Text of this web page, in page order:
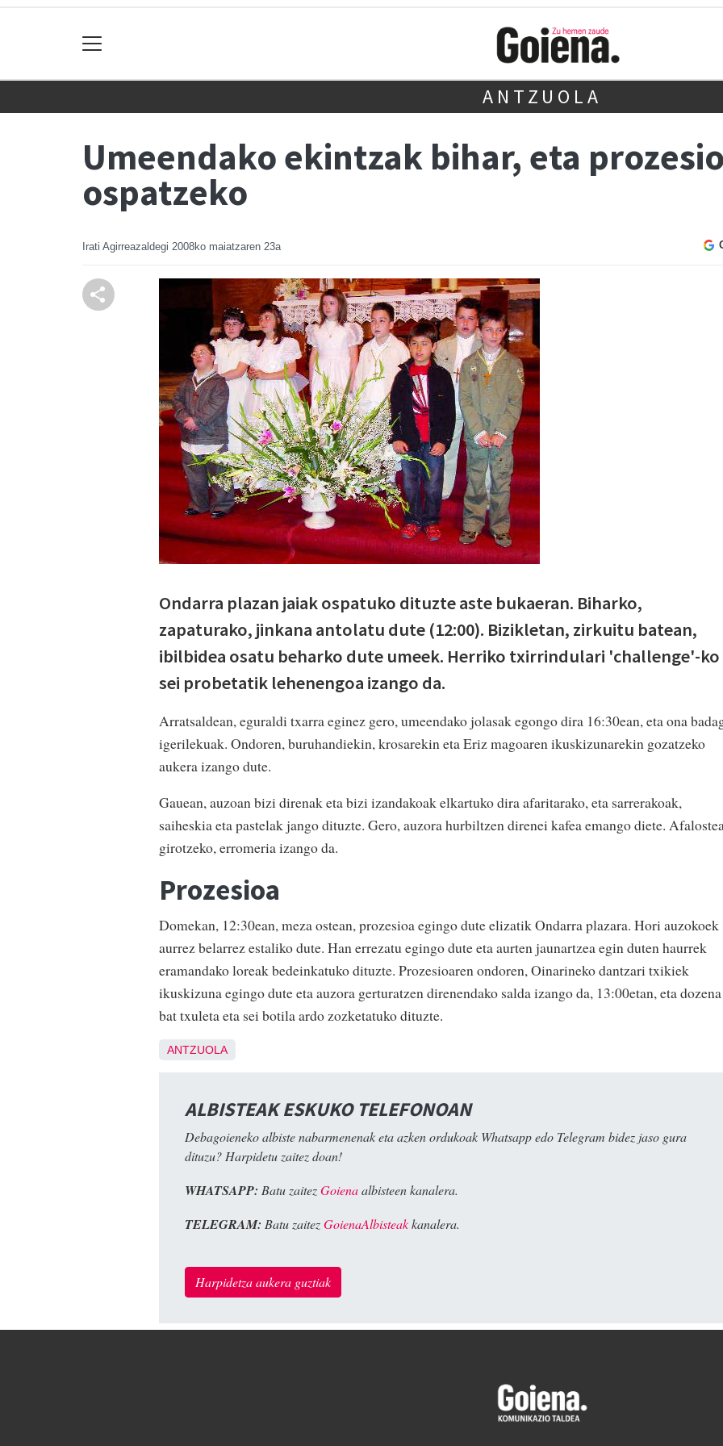
ANTZUOLA
Umeendako ekintzak bihar, eta
ospatzeko
Irati Agirreazaldegi 2008ko maiatzaren 23a
Ondarra plazan jaiak ospatuko dituzte aste bukaeran. Biharko,
zapaturako, jinkana antolatu dute (12:00). Bizikletan, zirkuitu batean,
ibilbidea osatu beharko dute umeek. Herriko txirrindulari 'challenge'-ko
sei probetatik lehenengoa izango da.
Arratsaldean, eguraldi txarra eginez gero, umeendako jolasak egongo dira 16:30ean, eta ona
igerilekuak. Ondoren, buruhandiekin, krosarekin eta Eriz magoaren ikuskizunarekin gozatzeko
aukera izango dute.
Gauean, auzoan bizi direnak eta bizi izandakoak elkartuko dira afaritarako, eta sarrerakoak,
saiheskia eta pastelak jango dituzte. Gero, auzora hurbiltzen direnei kafea emango diete.
girotzeko, erromeria izango da.
Prozesioa
Domekan, 12:30ean, meza ostean, prozesioa egingo dute elizatik Ondarra plazara. Hori auzokoek
aurrez belarrez estaliko dute. Han errezatu egingo dute eta aurten jaunartzea egin duten haurrek
eramandako loreak bedeinkatuko dituzte. Prozesioaren ondoren, Oinarineko dantzari txikiek
ikuskizuna egingo dute eta auzora gerturatzen direnendako salda izango da, 13:00etan, eta dozena
bat txuleta eta sei botila ardo zozketatuko dituzte.
ANTZUOLA
ALBISTEAK ESKUKO TELEFONOAN
Debagoieneko albiste nabarmenenak eta azken ordukoak Whatsapp edo Telegram bidez jaso gura
dituzu? Harpidetu zaitez doan!
WHATSAPP: Batu zaitezGoienaalbisteen kanalera.
TELEGRAM: Batu zaitezGoienaAlbisteakkanalera.
Harpidetza aukera guztiak